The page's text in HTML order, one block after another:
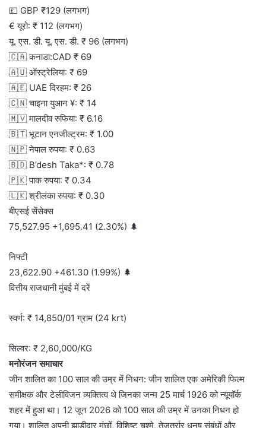
💷 GBP ₹129 (लगभग)
€ यूरो: ₹ 112 (लगभग)
यू. एस. डी. यू. एस. डी. ₹ 96 (लगभग)
🇨🇦 कनाडा:CAD ₹ 69
🇦🇺 ऑस्ट्रेलिया: ₹ 69
🇦🇪 UAE दिरहम: ₹ 26
🇨🇳 चाइना युआन ¥: ₹ 14
🇲🇻 मालदीव रुफिया: ₹ 6.16
🇧🇹 भूटान एनजील्ट्रम: ₹ 1.00
🇳🇵 नेपाल रुपया: ₹ 0.63
🇧🇩 B’desh Taka*: ₹ 0.78
🇵🇰 पाक रुपया: ₹ 0.34
🇱🇰 श्रीलंका रुपया: ₹ 0.30
बीएसई सेंसेक्स
75,527.95 +1,695.41 (2.30%) 🌲
निफ्टी
23,622.90 +461.30 (1.99%) 🌲
वित्तीय राजधानी मुंबई में दरें
स्वर्ण: ₹ 14,850/01 ग्राम (24 krt)
सिल्वर: ₹ 2,60,000/KG
मनोरंजन समाचार
जीन शालित का 100 साल की उम्र में निधन: जीन शालित एक अमेरिकी फिल्म
समीक्षक और टेलीविजन व्यक्तित्व थे जिनका जन्म 25 मार्च 1926 को न्यूयॉर्क
शहर में हुआ था। 12 जून 2026 को 100 साल की उम्र में उनका निधन हो
गया। शालित अपनी झाड़ीदार मूंछों, विशिष्ट चश्मे, तेजतर्रार धनुष संबंधों और